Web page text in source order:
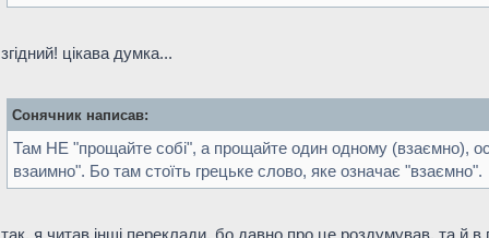
згідний! цікава думка...
Сонячник написав:
Там НЕ "прощайте собі", а прощайте один одному (взаємно),
взаимно". Бо там стоїть грецьке слово, яке означає "взаємно".
так, я читав інші переклади, бо давно про це роздумував, та й